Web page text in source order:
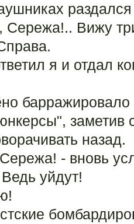
Сережа!.. Вижу
я и отдал
заметив
назад.
- вновь
уйдут!